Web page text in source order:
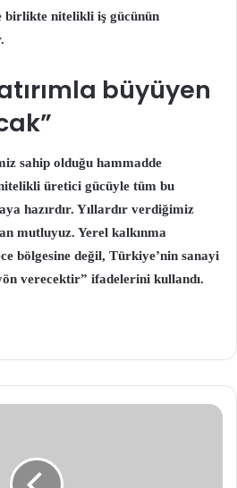
birlikte nitelikli iş gücünün
büyüyen
sahip olduğu hammadde
üretici gücüyle tüm bu
hazırdır. Yıllardır verdiğimiz
mutluyuz. Yerel kalkınma
bölgesine değil, Türkiye’nin sanayi
verecektir” ifadelerini kullandı.